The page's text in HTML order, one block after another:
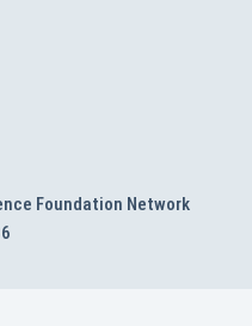
Foundation Network